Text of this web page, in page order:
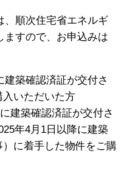
、順次住宅省エネルギ
ますので、お申込みは
建築確認済証が交付さ
いただいた方
建築確認済証が交付さ
年4月1日以降に建築
に着手した物件をご購